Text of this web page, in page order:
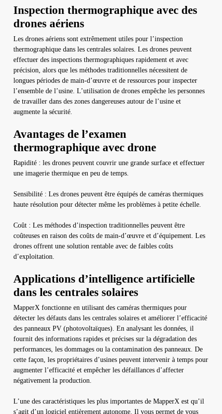
Inspection thermographique avec des
drones aériens
Les drones aériens sont extrêmement utiles pour l’inspection
thermographique dans les centrales solaires. Les drones peuvent
effectuer des inspections thermographiques rapidement et avec
précision, alors que les méthodes traditionnelles nécessitent de
longues périodes de main-d’œuvre et de ressources pour inspecter
l’ensemble de l’usine. L’utilisation de drones empêche les personnes
de travailler dans des zones dangereuses autour de l’usine et
augmente la sécurité.
Avantages de l’examen
thermographique avec drone
Rapidité : les drones peuvent couvrir une grande surface et effectuer
une imagerie thermique en peu de temps.
Sensibilité : Les drones peuvent être équipés de caméras thermiques
haute résolution pour détecter même les problèmes à petite échelle.
Coût : Les méthodes d’inspection traditionnelles peuvent être
coûteuses en raison des coûts de main-d’œuvre et d’équipement. Les
drones offrent une solution rentable avec de faibles coûts
d’exploitation.
Applications d’intelligence artificielle
dans les centrales solaires
MapperX fonctionne en utilisant des caméras thermiques pour
détecter les défauts dans les centrales solaires et améliorer l’efficacité
des panneaux PV (photovoltaïques). En analysant les données, il
fournit des informations rapides et précises sur la dégradation des
performances, les dommages ou la contamination des panneaux. De
cette façon, les propriétaires d’usines peuvent intervenir à temps pour
augmenter l’efficacité et empêcher les défaillances d’affecter
négativement la production.
L’une des caractéristiques les plus importantes de MapperX est qu’il
s’agit d’un logiciel entièrement autonome. Il vous permet de vous